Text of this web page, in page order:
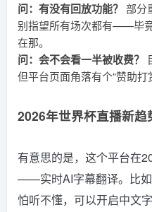
问：有没有回放功能？ 部分
别指望所有场次都有——毕
在那。
问：会不会看一半被收费？
但平台页面角落有个“赞助打
2026年世界杯直播新
有意思的是，这个平台在
——实时AI字幕翻译。比如
怕听不懂，可以开启中文